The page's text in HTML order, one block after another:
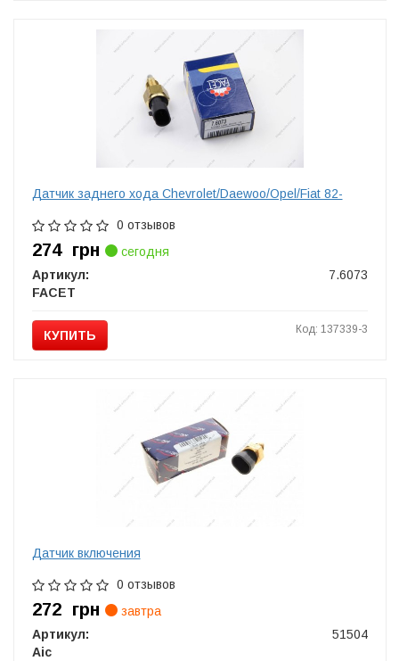
Датчик заднего хода Сhevrolet/Daewoo/Opel/Fiat 82-
0 отзывов
274 грн
сегодня
Артикул:
7.6073
FACET
КУПИТЬ Код: 137339-3
Датчик включения
0 отзывов
272 грн
завтра
Артикул:
51504
Aic